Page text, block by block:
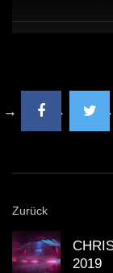
Zurück
2019